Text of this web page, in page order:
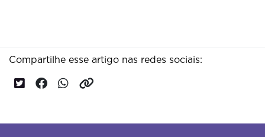
Compartilhe esse artigo nas redes sociais: